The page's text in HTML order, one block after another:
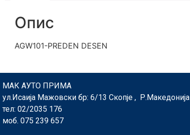
Опис
AGW101-PREDEN DESEN
МАК АУТО ПРИМА
ул.Исаија Мажовски бр: 6/13 Скопје , Р.Македонија
тел: 02/2035 176
моб. 075 239 657